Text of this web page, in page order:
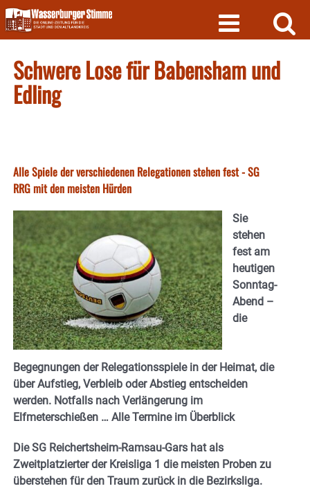
Skip
to
content
Schwere Lose für Babensham und
Edling
Alle Spiele der verschiedenen Relegationen stehen fest - SG
RRG mit den meisten Hürden
Sie
stehen
fest am
heutigen
Sonntag-
Abend –
die
Begegnungen der Relegationsspiele in der Heimat, die
über Aufstieg, Verbleib oder Abstieg entscheiden
werden. Notfalls nach Verlängerung im
Elfmeterschießen … Alle Termine im Überblick
Die SG Reichertsheim-Ramsau-Gars hat als
Zweitplatzierter der Kreisliga 1 die meisten Proben zu
überstehen für den Traum zurück in die Bezirksliga.